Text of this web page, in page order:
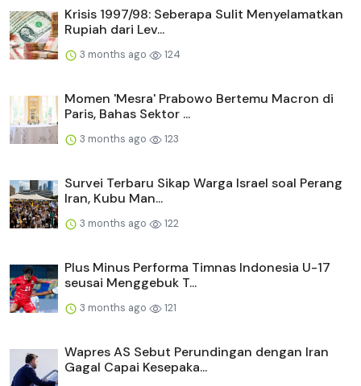
Krisis 1997/98: Seberapa Sulit Menyelamatkan
Rupiah dari Lev...
3 months ago 124
Momen 'Mesra' Prabowo Bertemu Macron di
Paris, Bahas Sektor ...
3 months ago 123
Survei Terbaru Sikap Warga Israel soal Perang
Iran, Kubu Man...
3 months ago 122
Plus Minus Performa Timnas Indonesia U-17
seusai Menggebuk T...
3 months ago 121
Wapres AS Sebut Perundingan dengan Iran
Gagal Capai Kesepaka...